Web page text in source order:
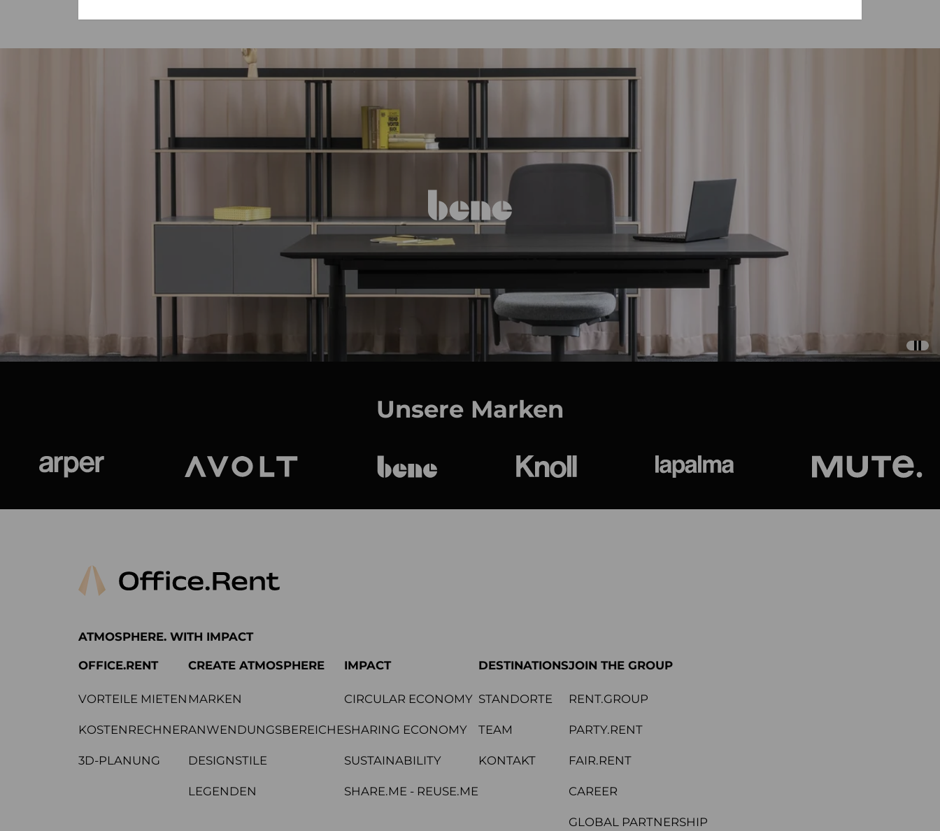
Unsere Marken
ATMOSPHERE. WITH IMPACT
OFFICE.RENT
VORTEILE MIETEN
KOSTENRECHNER
3D-PLANUNG
CREATE ATMOSPHERE
MARKEN
ANWENDUNGSBEREICHE
DESIGNSTILE
LEGENDEN
IMPACT
CIRCULAR ECONOMY
SHARING ECONOMY
SUSTAINABILITY
SHARE.ME - REUSE.ME
DESTINATIONS
STANDORTE
TEAM
KONTAKT
JOIN THE GROUP
RENT.GROUP
PARTY.RENT
FAIR.RENT
CAREER
GLOBAL PARTNERSHIP